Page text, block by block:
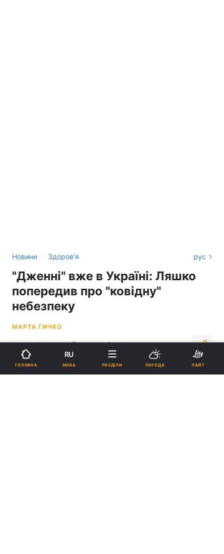
Новини › Здоров'я рус
"Дженні" вже в Україні: Ляшко
попередив про "ковідну"
небезпеку
МАРТА ГИЧКО
11:29, 27.01.24 2 хв. 3253
Підпишіться на нас в Google
ГОЛОВНА
RU
МОВА РОЗДІЛИ ПОГОДА ЛАЙТ